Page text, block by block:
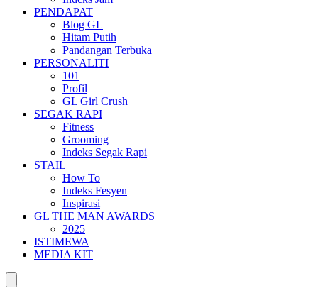
PENDAPAT
Blog GL
Hitam Putih
Pandangan Terbuka
PERSONALITI
101
Profil
GL Girl Crush
SEGAK RAPI
Fitness
Grooming
Indeks Segak Rapi
STAIL
How To
Indeks Fesyen
Inspirasi
GL THE MAN AWARDS
2025
ISTIMEWA
MEDIA KIT